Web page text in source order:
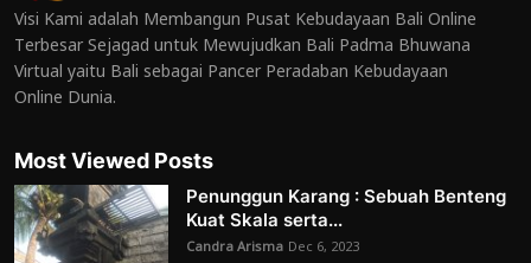
Visi Kami adalah Membangun Pusat Kebudayaan Bali Online
Terbesar Sejagad untuk Mewujudkan Bali Padma Bhuwana
Virtual yaitu Bali sebagai Pancer Peradaban Kebudayaan
Online Dunia.
Most Viewed Posts
Penunggun Karang : Sebuah Benteng
Kuat Skala serta...
Candra Arisma Dec 6, 2023